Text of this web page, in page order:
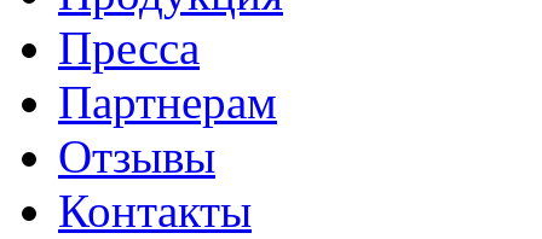
Пресса
Партнерам
Отзывы
Контакты